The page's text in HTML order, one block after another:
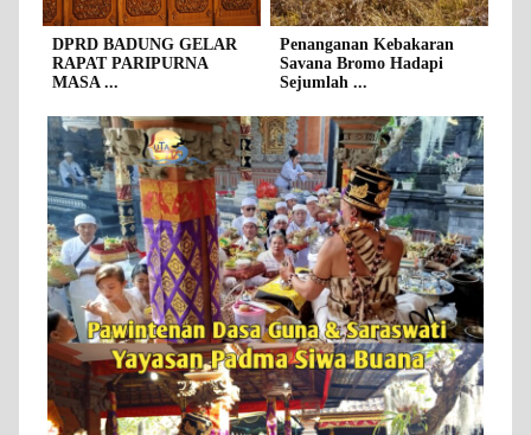
DPRD BADUNG GELAR
RAPAT PARIPURNA
MASA ...
Penanganan Kebakaran
Savana Bromo Hadapi
Sejumlah ...